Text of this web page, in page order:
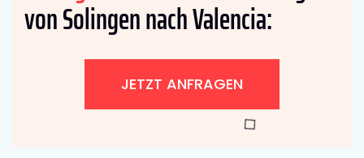
von Solingen nach Valencia:
JETZT ANFRAGEN